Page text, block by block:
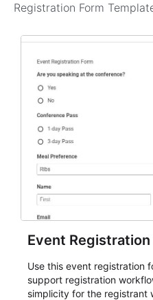
Registration Form
Event
Use this event registration
support registration
simplicity for the registrant